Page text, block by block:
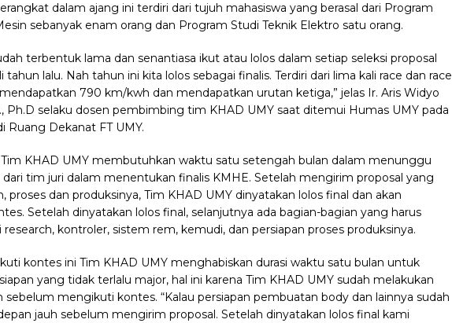
dalam ajang ini terdiri dari tujuh mahasiswa yang berasal dari Program
sebanyak enam orang dan Program Studi Teknik Elektro satu orang.
terbentuk lama dan senantiasa ikut atau lolos dalam setiap seleksi proposal
tahun lalu. Nah tahun ini kita lolos sebagai finalis. Terdiri dari lima kali race dan race
790 km/kwh dan mendapatkan urutan ketiga,” jelas Ir. Aris Widyo
Ph.D selaku dosen pembimbing tim KHAD UMY saat ditemui Humas UMY pada
Ruang Dekanat FT UMY.
KHAD UMY membutuhkan waktu satu setengah bulan dalam menunggu
dari tim juri dalam menentukan finalis KMHE. Setelah mengirim proposal yang
proses dan produksinya, Tim KHAD UMY dinyatakan lolos final dan akan
Setelah dinyatakan lolos final, selanjutnya ada bagian-bagian yang harus
research, kontroler, sistem rem, kemudi, dan persiapan proses produksinya.
kontes ini Tim KHAD UMY menghabiskan durasi waktu satu bulan untuk
yang tidak terlalu major, hal ini karena Tim KHAD UMY sudah melakukan
sebelum mengikuti kontes. “Kalau persiapan pembuatan body dan lainnya sudah
jauh sebelum mengirim proposal. Setelah dinyatakan lolos final kami